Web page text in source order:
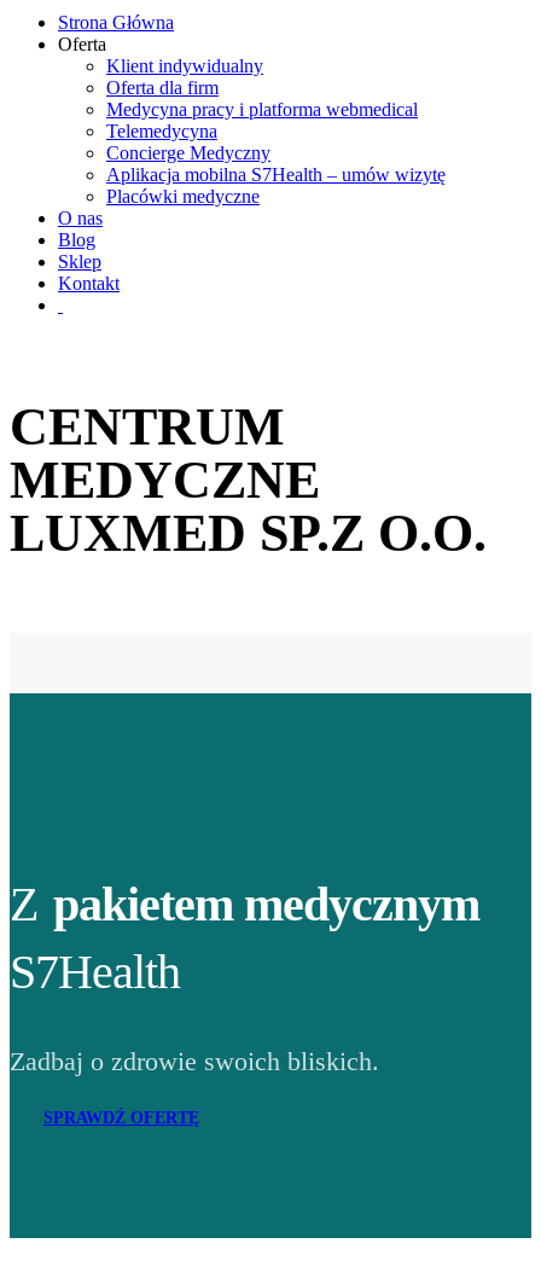
Strona Główna
Oferta
Klient indywidualny
Oferta dla firm
Medycyna pracy i platforma webmedical
Telemedycyna
Concierge Medyczny
Aplikacja mobilna S7Health – umów wizytę
Placówki medyczne
O nas
Blog
Sklep
Kontakt
CENTRUM
MEDYCZNE
LUXMED SP.Z O.O.
Z pakietem medycznym
S7Health
Zadbaj o zdrowie swoich bliskich.
SPRAWDŹ OFERTĘ